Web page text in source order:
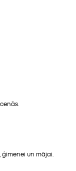
un mājai.